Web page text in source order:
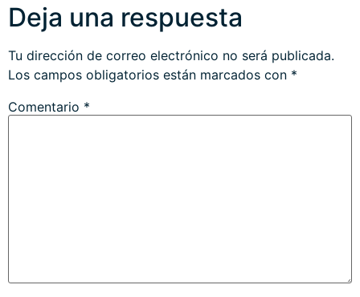
Deja una respuesta
Tu dirección de correo electrónico no será publicada.
Los campos obligatorios están marcados con *
Comentario *